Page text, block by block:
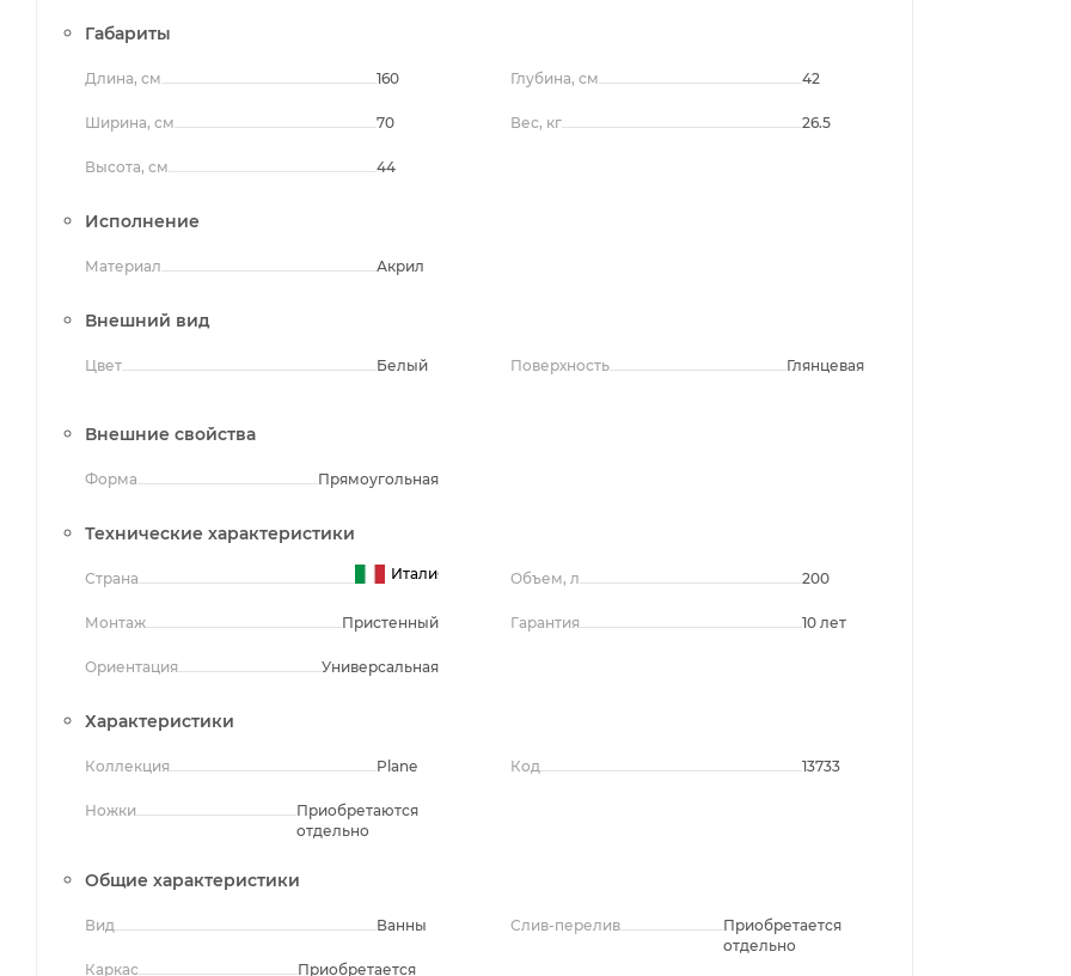
Габариты
Длина, см 160
Ширина, см 70
Высота, см 44
Глубина, см 42
Вес, кг 26.5
Исполнение
Материал Акрил
Внешний вид
Цвет Белый Поверхность Глянцевая
Внешние свойства
Форма Прямоугольная
Технические характеристики
Страна Италия
Монтаж Пристенный
Ориентация Универсальная
Объем, л 200
Гарантия 10 лет
Характеристики
Коллекция Plane
Ножки
Приобретаются
отдельно
Код 13733
Общие характеристики
Вид Ванны
Каркас
Приобретается
Слив-перелив
Приобретается
отдельно